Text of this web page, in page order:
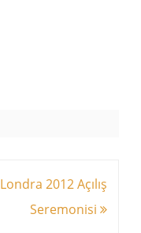
Londra 2012 Açılış
Seremonisi